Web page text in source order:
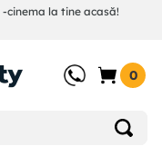
-cinema la tine acasă!
0